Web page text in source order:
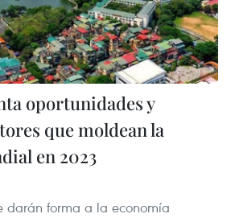
oportunidades y
que moldean la
en 2023
darán forma a la economía